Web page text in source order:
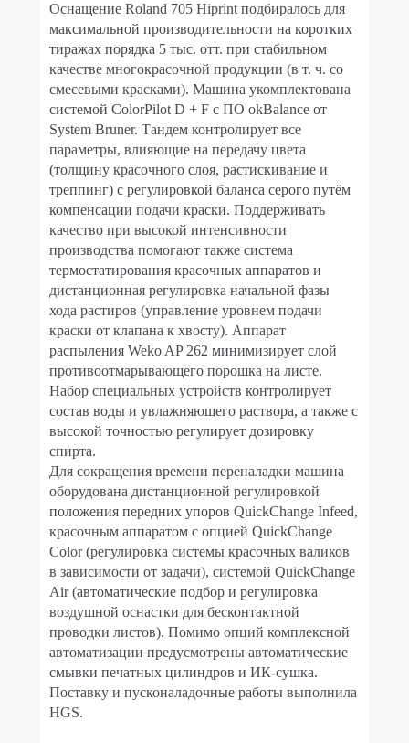
Оснащение Roland 705 Hiprint подбиралось для
максимальной производительности на коротких
тиражах порядка 5 тыс. отт. при стабильном
качестве многокрасочной продукции (в т. ч. со
смесевыми красками). Машина укомплектована
системой ColorPilot D + F с ПО okBalance от
System Bruner. Тандем контролирует все
параметры, влияющие на передачу цвета
(толщину красочного слоя, растискивание и
треппинг) с регулировкой баланса серого путём
компенсации подачи краски. Поддерживать
качество при высокой интенсивности
производства помогают также система
термостатирования красочных аппаратов и
дистанционная регулировка начальной фазы
хода растиров (управление уровнем подачи
краски от клапана к хвосту). Аппарат
распыления Weko AP 262 минимизирует слой
противоотмарывающего порошка на листе.
Набор специальных устройств контролирует
состав воды и увлажняющего раствора, а также с
высокой точностью регулирует дозировку
спирта.
Для сокращения времени переналадки машина
оборудована дистанционной регулировкой
положения передних упоров QuickChange Infeed,
красочным аппаратом с опцией QuickChange
Color (регулировка системы красочных валиков
в зависимости от задачи), системой QuickChange
Air (автоматические подбор и регулировка
воздушной оснастки для бесконтактной
проводки листов). Помимо опций комплексной
автоматизации предусмотрены автоматические
смывки печатных цилиндров и ИК-сушка.
Поставку и пусконаладочные работы выполнила
HGS.